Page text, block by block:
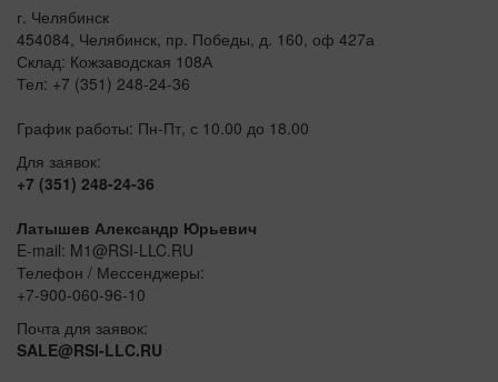
г. Челябинск
454084, Челябинск, пр. Победы, д. 160, оф 427а
Склад: Кожзаводская 108А
Тел: +7 (351) 248-24-36
График работы: Пн-Пт, с 10.00 до 18.00
Для заявок:
+7 (351) 248-24-36
Латышев Александр Юрьевич
E-mail: M1@RSI-LLC.RU
Телефон / Мессенджеры:
+7-900-060-96-10
Почта для заявок:
SALE@RSI-LLC.RU